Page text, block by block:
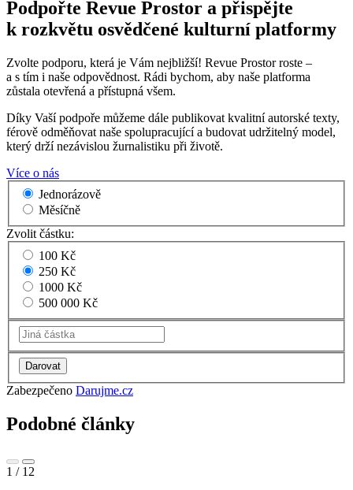
Podpořte Revue Prostor a přispějte
k rozkvětu osvědčené kulturní platformy
Zvolte podporu, která je Vám nejbližší! Revue Prostor roste –
a s tím i naše odpovědnost. Rádi bychom, aby naše platforma
zůstala otevřená a přístupná všem.
Díky Vaší podpoře můžeme dále publikovat kvalitní autorské texty,
férově odměňovat naše spolupracující a budovat udržitelný model,
který drží nezávislou žurnalistiku při životě.
Více o nás
Jednorázově
Měsíčně
Zvolit částku:
100 Kč
250 Kč
1000 Kč
500 000 Kč
Zabezpečeno Darujme.cz
Podobné články
1 / 12